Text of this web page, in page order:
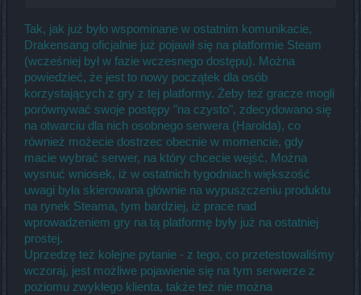
Tak, jak już było wspominane w ostatnim komunikacie,
Drakensang oficjalnie już pojawił się na platformie Steam
(wcześniej był w fazie wczesnego dostępu). Można
powiedzieć, że jest to nowy początek dla osób
korzystających z gry z tej platformy. Żeby też gracze mogli
porównywać swoje postępy "na czysto", zdecydowano się
na otwarciu dla nich osobnego serwera (Harolda), co
również możecie dostrzec obecnie w momencie, gdy
macie wybrać serwer, na który chcecie wejść. Można
wysnuć wniosek, iż w ostatnich tygodniach większość
uwagi była skierowana głównie na wypuszczeniu produktu
na rynek Steama, tym bardziej, iż prace nad
wprowadzeniem gry na tą platformę były już na ostatniej
prostej.
Uprzedzę też kolejne pytanie - z tego, co przetestowaliśmy
wczoraj, jest możliwe pojawienie się na tym serwerze z
poziomu zwykłego klienta, także też nie można